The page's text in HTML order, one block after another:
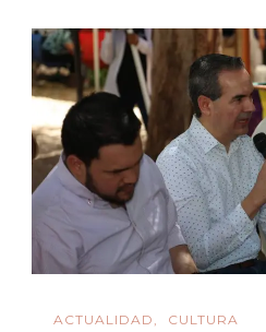
ACTUALIDAD CULTURA